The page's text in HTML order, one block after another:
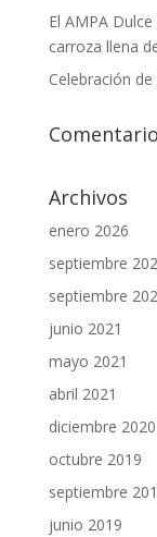
El AMPA
carroza llena
Celebración
Archivos
enero 2026
septiembre
septiembre
junio 2021
mayo 2021
abril 2021
diciembre 2020
octubre 2019
septiembre
junio 2019